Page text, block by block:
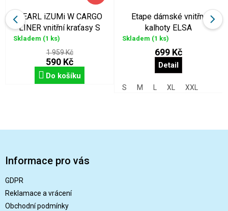
PEARL iZUMi W CARGO
LINER vnitřní kraťasy S
Skladem (1 ks)
1 959 Kč
590 Kč
Do košíku
Etape dámské vnitřní
kalhoty ELSA
Skladem (1 ks)
699 Kč
Detail
S M XL XXL
Informace pro vás
GDPR
Reklamace a vrácení
Obchodní podmínky